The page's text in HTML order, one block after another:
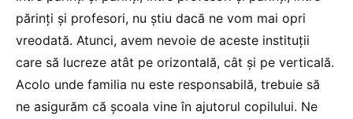
părinți și profesori, nu știu dacă ne vom mai opri
vreodată. Atunci, avem nevoie de aceste instituții
care să lucreze atât pe orizontală, cât și pe verticală.
Acolo unde familia nu este responsabilă, trebuie să
ne asigurăm că școala vine în ajutorul copilului. Ne